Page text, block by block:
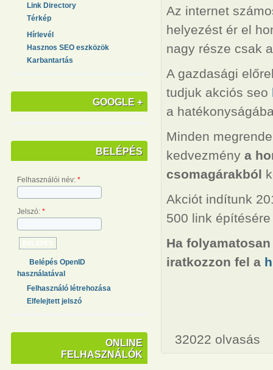
Link Directory
Térkép
Hírlevél
Hasznos SEO eszközök
Karbantartás
GOOGLE +
BELÉPÉS
Felhasználói név: *
Jelszó: *
Belépés OpenID
használatával
Felhasználó létrehozása
Elfelejtett jelszó
ONLINE
FELHASZNÁLÓK
Az internet
helyezést ér el
nagy része csak
A gazdasági
tudjuk akciós seo
a
Minden
kedvezmény a
csomagárakból
Akciót indítunk
500 link
Ha
iratkozzon fel a
32022 olvasás